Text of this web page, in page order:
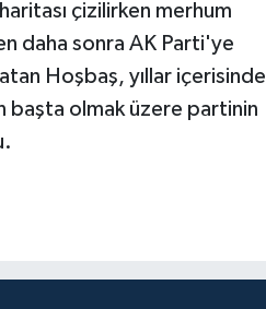
çizilirken merhum
daha sonra AK Parti'ye
Hoşbaş, yıllar içerisinde
başta olmak üzere partinin